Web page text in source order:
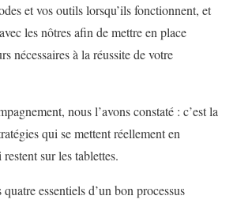
et vos outils lorsqu’ils fonctionnent, et
les nôtres afin de mettre en place
nécessaires à la réussite de votre
nous l’avons constaté : c’est la
qui se mettent réellement en
sur les tablettes.
essentiels d’un bon processus